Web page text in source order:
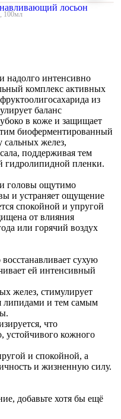
100мл
надолго интенсивно
комплекс активных
из
баланс
в коже и защищает
биоферментированный
сальных желез,
поддерживая тем
гидролипидной пленки.
головы ощутимо
и устраняет ощущение
спокойной и упругой
от влияния
или горячий воздух
сухую
ей интенсивный
желез, стимулирует
липидами и тем самым
что
устойчивого кожного
и спокойной, а
и жизненную силу.
добавьте хотя бы ещё